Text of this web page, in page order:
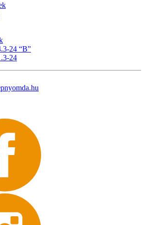
24 “B”
24